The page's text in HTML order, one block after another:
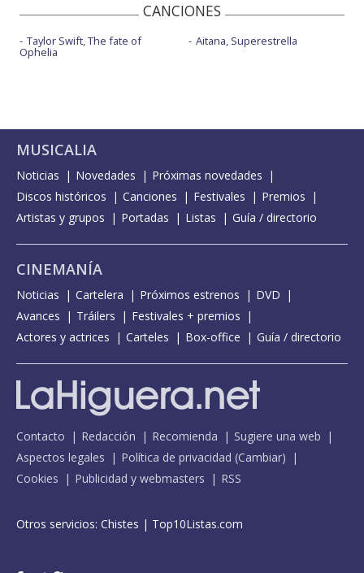
CANCIONES
Taylor Swift, The fate of
Ophelia
Aitana, Superestrella
MUSICALIA
Noticias Novedades
Próximas novedades
Discos históricos
Canciones Festivales
Premios
Artistas y grupos
Portadas Listas Guía / directorio
CINEMANÍA
Noticias Cartelera Próximos estrenos
DVD
Avances
Tráilers
Festivales + premios
Actores y actrices
Carteles Box-office Guía / directorio
Contacto Redacción Recomienda
Sugiere una web
Aspectos legales
Política de privacidad (Cambiar)
Cookies
Publicidad y webmasters RSS
Otros servicios: Chistes | Top10Listas.com